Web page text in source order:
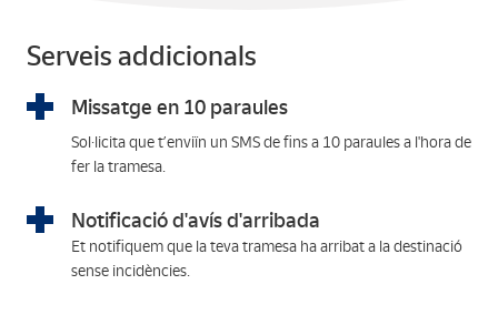
Serveis addicionals
Missatge en 10 paraules
Sol·licita que t’enviïn un SMS de fins a 10 paraules a l'hora de
fer la tramesa.
Notificació d'avís d'arribada
Et notifiquem que la teva tramesa ha arribat a la destinació
sense incidències.